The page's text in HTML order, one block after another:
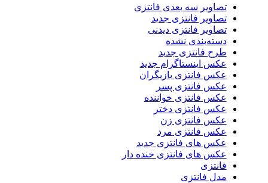
تصاویر سه بعدی فانتزی
تصاویر فانتزی جدید
تصاویر فانتزی دیدنی
دسته‌بندی نشده
طرح فانتزی جدید
عکس اینستاگرام جدید
عکس فانتزی بازیگران
عکس فانتزی پسر
عکس فانتزی خواننده
عکس فانتزی دختر
عکس فانتزی زن
عکس فانتزی مرد
عکس های فانتزی جدید
عکس های فانتزی خنده دار
فانتزی
مدل فانتزی